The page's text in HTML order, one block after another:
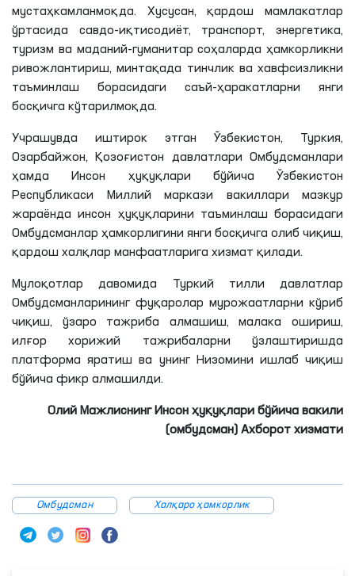
мустаҳкамланмоқда. Хусусан, қардош мамлакатлар
ўртасида савдо-иқтисодиёт, транспорт, энергетика,
туризм ва маданий-гуманитар соҳаларда ҳамкорликни
ривожлантириш, минтақада тинчлик ва хавфсизликни
таъминлаш борасидаги саъй-ҳаракатларни янги
босқичга кўтарилмоқда.
Учрашувда иштирок этган Ўзбекистон, Туркия,
Озарбайжон, Қозоғистон давлатлари Омбудсманлари
ҳамда Инсон ҳуқуқлари бўйича Ўзбекистон
Республикаси Миллий маркази вакиллари
мазкур
жараёнда инсон ҳуқуқларини таъминлаш борасидаги
Омбудсманлар ҳамкорлигини янги босқичга олиб чиқиш,
қардош халқлар манфаатларига хизмат қилади.
Мулоқотлар давомида Туркий тилли давлатлар
Омбудсманларининг фуқаролар мурожаатларни кўриб
чиқиш, ўзаро тажриба алмашиш, малака ошириш,
илғор хорижий тажрибаларни ўзлаштиришда
платформа яратиш ва унинг Низомини ишлаб чиқиш
бўйича фикр алмашилди.
Олий Мажлиснинг Инсон ҳуқуқлари бўйича вакили
(омбудсман) Ахборот хизмати
Омбудсман Халқаро ҳамкорлик